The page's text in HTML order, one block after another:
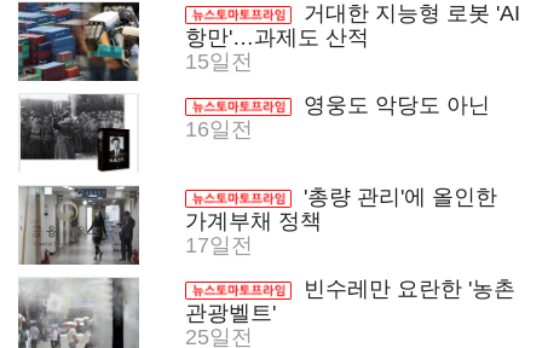
거대한 지능형 로봇 'AI
항만'…과제도 산적
15일전
영웅도 악당도 아닌
16일전
'총량 관리'에 올인한
가계부채 정책
17일전
빈수레만 요란한 '농촌
관광벨트'
25일전